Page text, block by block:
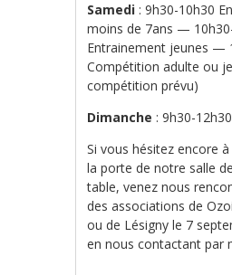
Samedi : 9h30-10h30
moins de 7ans —
Entrainement jeunes —
Compétition adulte ou
compétition prévu)
Dimanche : 9h30-
Si vous hésitez encore
la porte de notre salle
table, venez nous
des associations de
ou de Lésigny le 7
en nous contactant par